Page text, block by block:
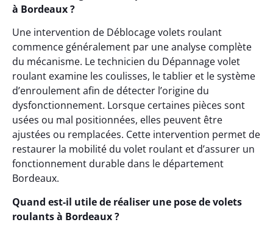
à Bordeaux ?
Une intervention de Déblocage volets roulant
commence généralement par une analyse complète
du mécanisme. Le technicien du Dépannage volet
roulant examine les coulisses, le tablier et le système
d’enroulement afin de détecter l’origine du
dysfonctionnement. Lorsque certaines pièces sont
usées ou mal positionnées, elles peuvent être
ajustées ou remplacées. Cette intervention permet de
restaurer la mobilité du volet roulant et d’assurer un
fonctionnement durable dans le département
Bordeaux.
Quand est-il utile de réaliser une pose de volets
roulants à Bordeaux ?